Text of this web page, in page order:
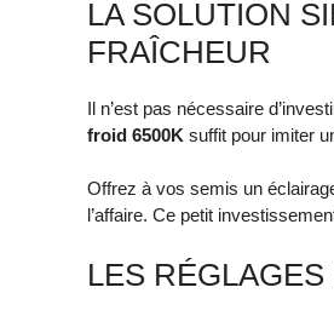
LA SOLUTION
FRAÎCHEUR
Il n’est pas nécessaire
froid 6500K suffit pour imiter
Offrez à vos semis un
l’affaire. Ce petit
LES